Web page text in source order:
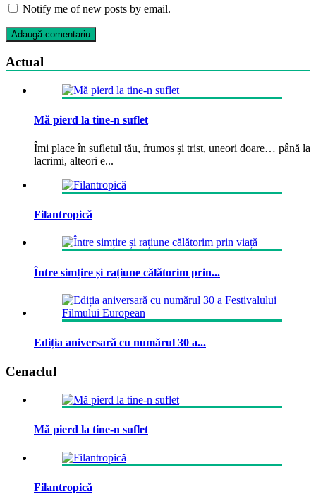
Notify me of new posts by email.
Actual
Mă pierd la tine-n suflet
Îmi place în sufletul tău, frumos și trist, uneori doare… până la
lacrimi, alteori e...
Filantropică
Între simțire și rațiune călătorim prin...
Ediția aniversară cu numărul 30 a...
Cenaclul
Mă pierd la tine-n suflet
Filantropică